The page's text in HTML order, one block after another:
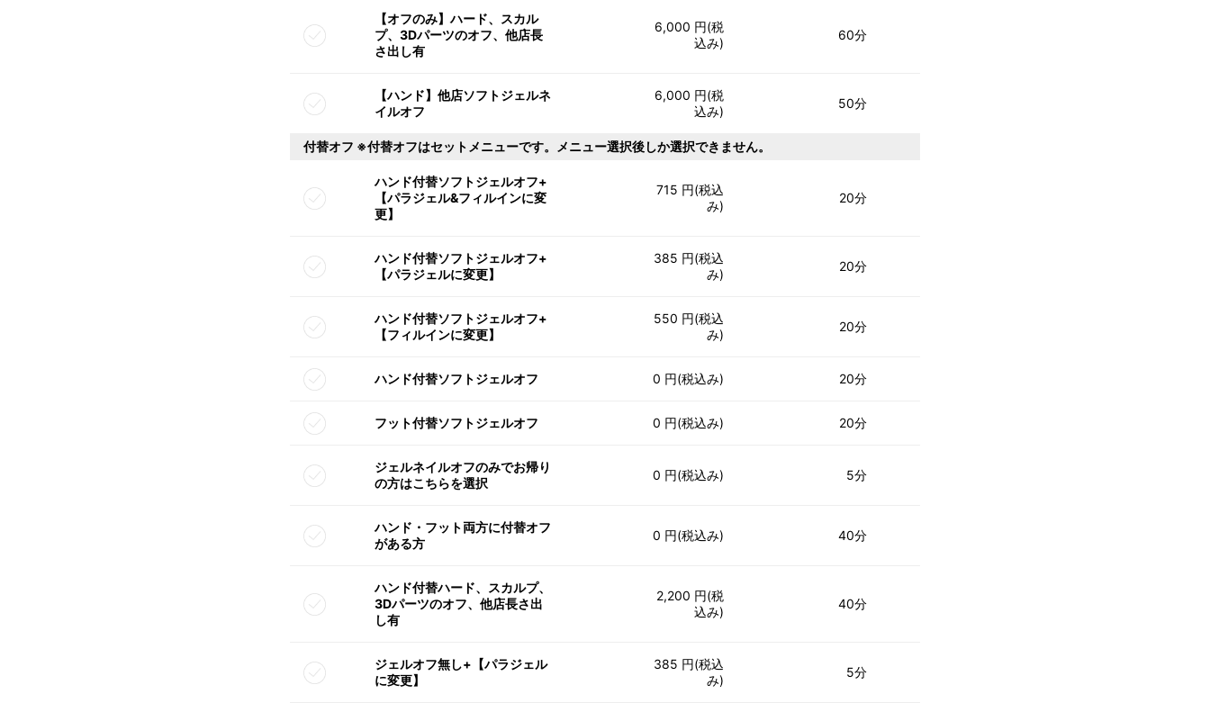
【オフのみ】ハード、スカル
プ、3Dパーツのオフ、他店長
さ出し有
6,000 円(税
込み)
60分
【ハンド】他店ソフトジェルネ
イルオフ
6,000 円(税
込み)
50分
付替オフ ※付替オフはセットメニューです。メニュー選択後しか選択できません。
ハンド付替ソフトジェルオフ+
【パラジェル&フィルインに変
更】
715 円(税込
み)
20分
ハンド付替ソフトジェルオフ+
【パラジェルに変更】
385 円(税込
み)
20分
ハンド付替ソフトジェルオフ+
【フィルインに変更】
550 円(税込
み)
20分
ハンド付替ソフトジェルオフ 0 円(税込み) 20分
フット付替ソフトジェルオフ 0 円(税込み) 20分
ジェルネイルオフのみでお帰り
の方はこちらを選択
0 円(税込み) 5分
ハンド・フット両方に付替オフ
がある方
0 円(税込み) 40分
ハンド付替ハード、スカルプ、
3Dパーツのオフ、他店長さ出
し有
2,200 円(税
込み)
40分
ジェルオフ無し+【パラジェル
に変更】
385 円(税込
み)
5分